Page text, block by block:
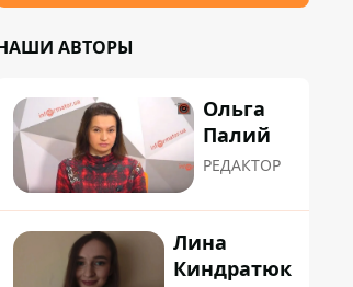
АВТОРЫ
Ольга
Палий
РЕДАКТОР
Лина
Киндратюк